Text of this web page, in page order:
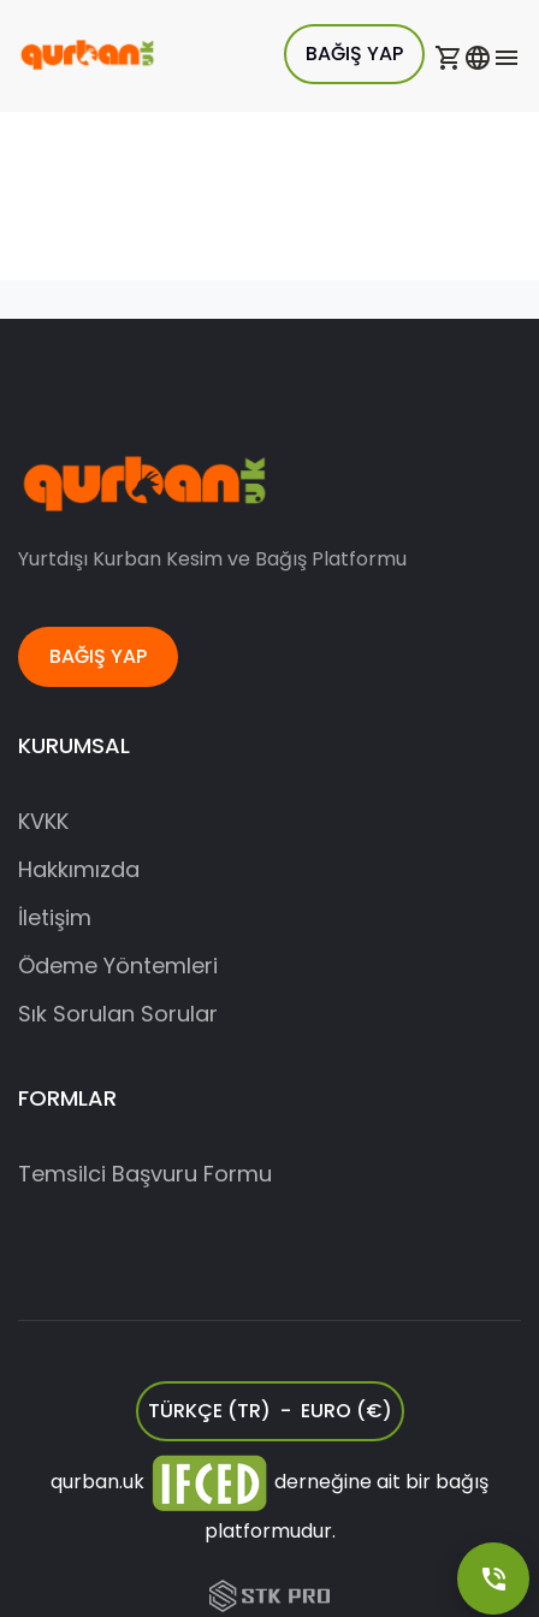
BAĞIŞ YAP
Yurtdışı Kurban Kesim ve Bağış Platformu
BAĞIŞ YAP
KURUMSAL
KVKK
Hakkımızda
İletişim
Ödeme Yöntemleri
Sık Sorulan Sorular
FORMLAR
Temsilci Başvuru Formu
TÜRKÇE (TR) - EURO (€)
qurban.uk
derneğine ait bir bağış
platformudur.